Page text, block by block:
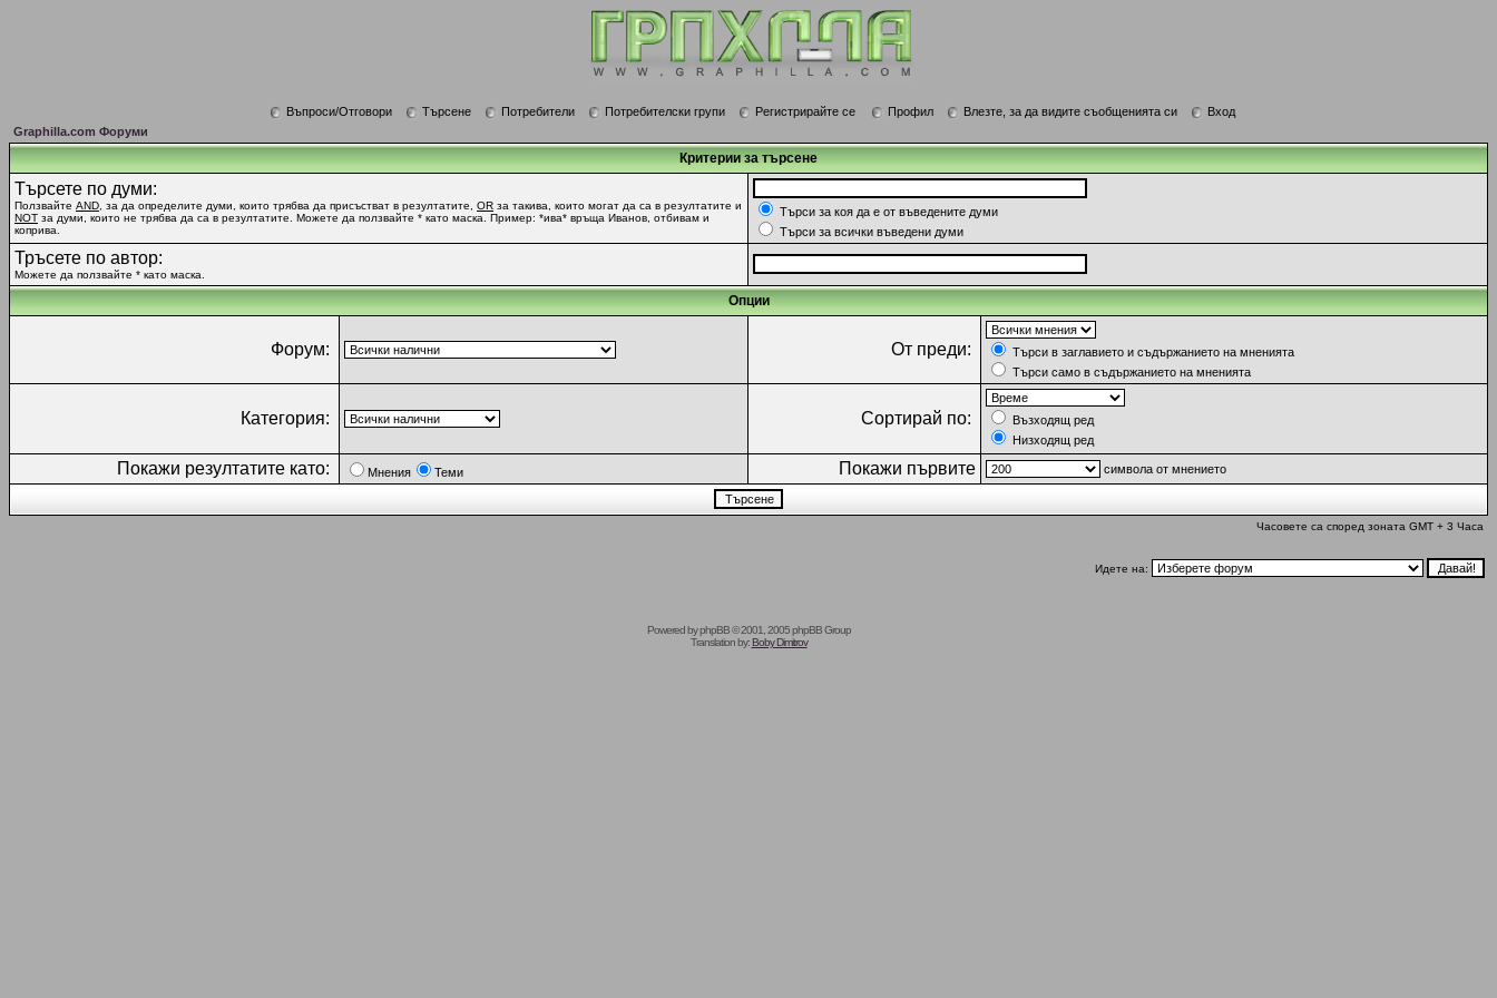
Въпроси/Отговори Търсене Потребители Потребителски групи Регистрирайте се Профил Влезте, за да видите съобщенията си
Вход
Graphilla.com Форуми
Критерии за търсене
Търсете по думи:
Ползвайте AND , за да определите думи, които трябва да присъстват в резултатите, OR за такива, които могат да са в резултатите и
NOT за думи, които не трябва да са в резултатите. Можете да ползвайте * като маска. Пример: *ива* връща Иванов, отбивам и
коприва.
Търси за коя да е от въведените думи
Търси за всички въведени думи
Тръсете по автор:
Можете да ползвайте * като маска.
Опции
Форум: От преди:
Търси в заглавието и съдържанието на мненията
Търси само в съдържанието на мненията
Категория: Сортирай по:
Възходящ ред
Низходящ ред
Покажи резултатите като: Мнения Теми Покажи първите символа от мнението
Часовете са според зоната GMT + 3 Часа
Идете на:
Powered byphpBB© 2001, 2005 phpBB Group
Translation by:Boby Dimitrov